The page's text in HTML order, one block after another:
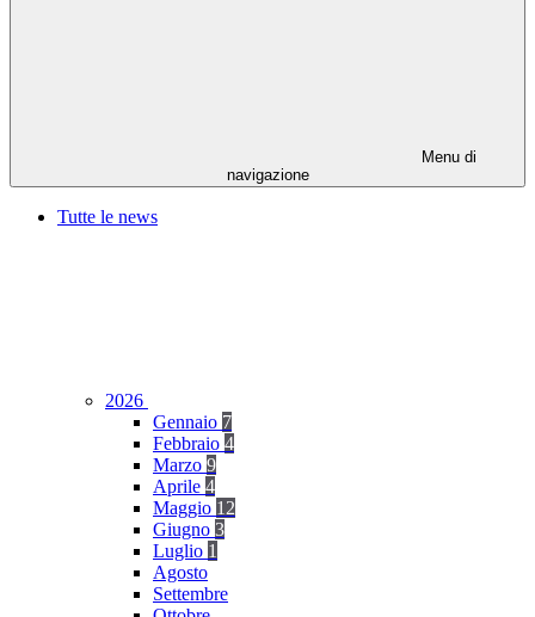
Menu di
navigazione
Tutte le news
2026
Gennaio 7
Febbraio 4
Marzo 9
Aprile 4
Maggio 12
Giugno 3
Luglio 1
Agosto
Settembre